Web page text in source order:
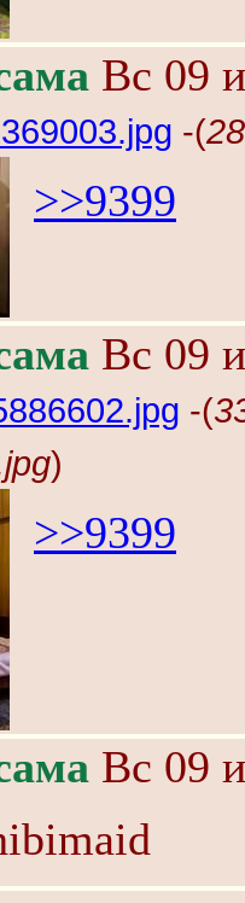
Вс 09
-(
>>9399
Вс 09
-(
)
>>9399
Вс 09